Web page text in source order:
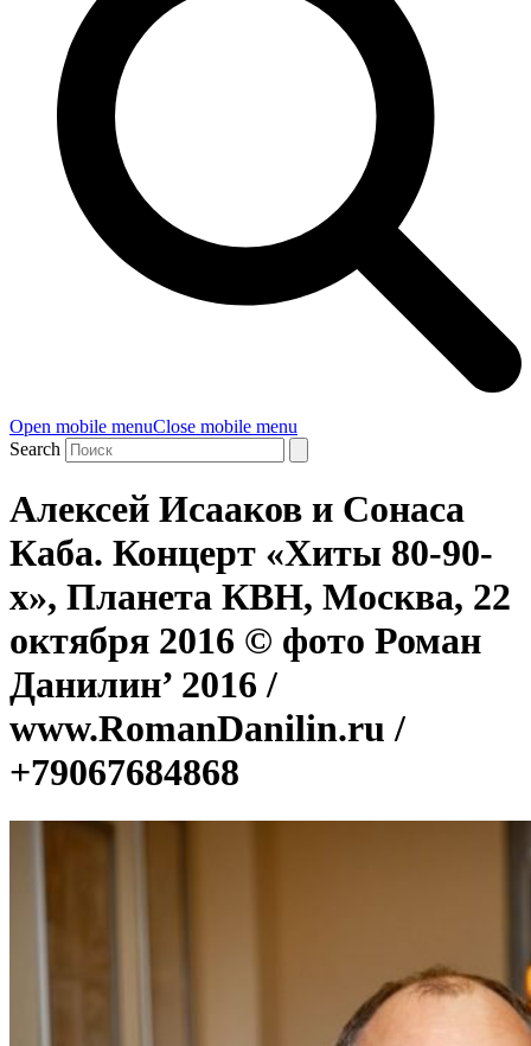
Open mobile menuClose mobile menu
Search
Алексей Исааков и Сонаса
Каба. Концерт «Хиты 80-90-
х», Планета КВН, Москва, 22
октября 2016 © фото Роман
Данилин’ 2016 /
www.RomanDanilin.ru /
+79067684868